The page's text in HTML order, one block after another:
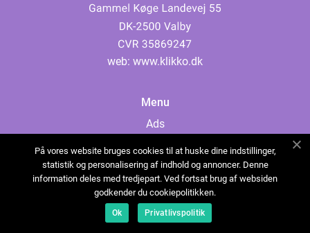
web: www.klikko.dk
Menu
Ads
Cookies
Contact
Sitemap
På vores website bruges cookies til at huske dine indstillinger,
statistik og personalisering af indhold og annoncer. Denne
information deles med tredjepart. Ved fortsat brug af websiden
godkender du cookiepolitikken.
Ok Privatlivspolitik